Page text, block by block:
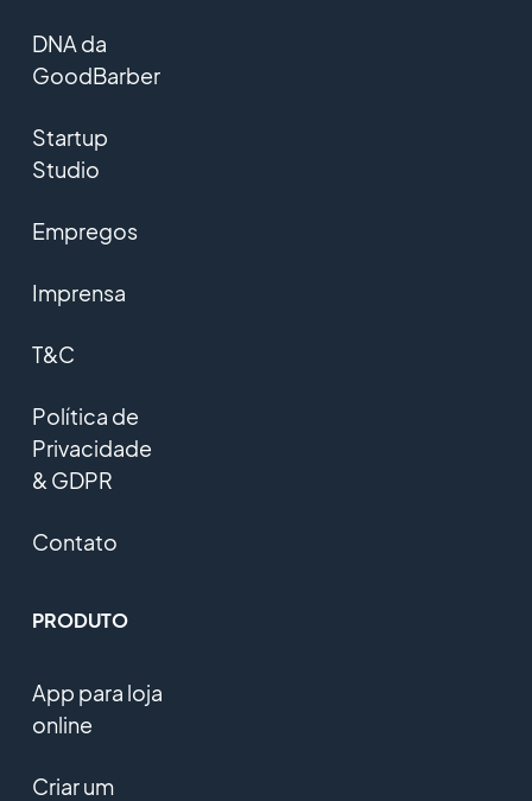
DNA da
GoodBarber
Startup
Studio
Empregos
Imprensa
T&C
Política de
Privacidade
& GDPR
Contato
PRODUTO
App para loja
online
Criar um